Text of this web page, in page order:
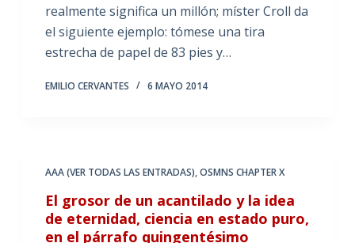
realmente significa un millón; míster Croll da
el siguiente ejemplo: tómese una tira
estrecha de papel de 83 pies y…
EMILIO CERVANTES 6 MAYO 2014
AAA (VER TODAS LAS ENTRADAS),OSMNS CHAPTER X
El grosor de un acantilado y la idea
de eternidad, ciencia en estado puro,
en el párrafo quingentésimo